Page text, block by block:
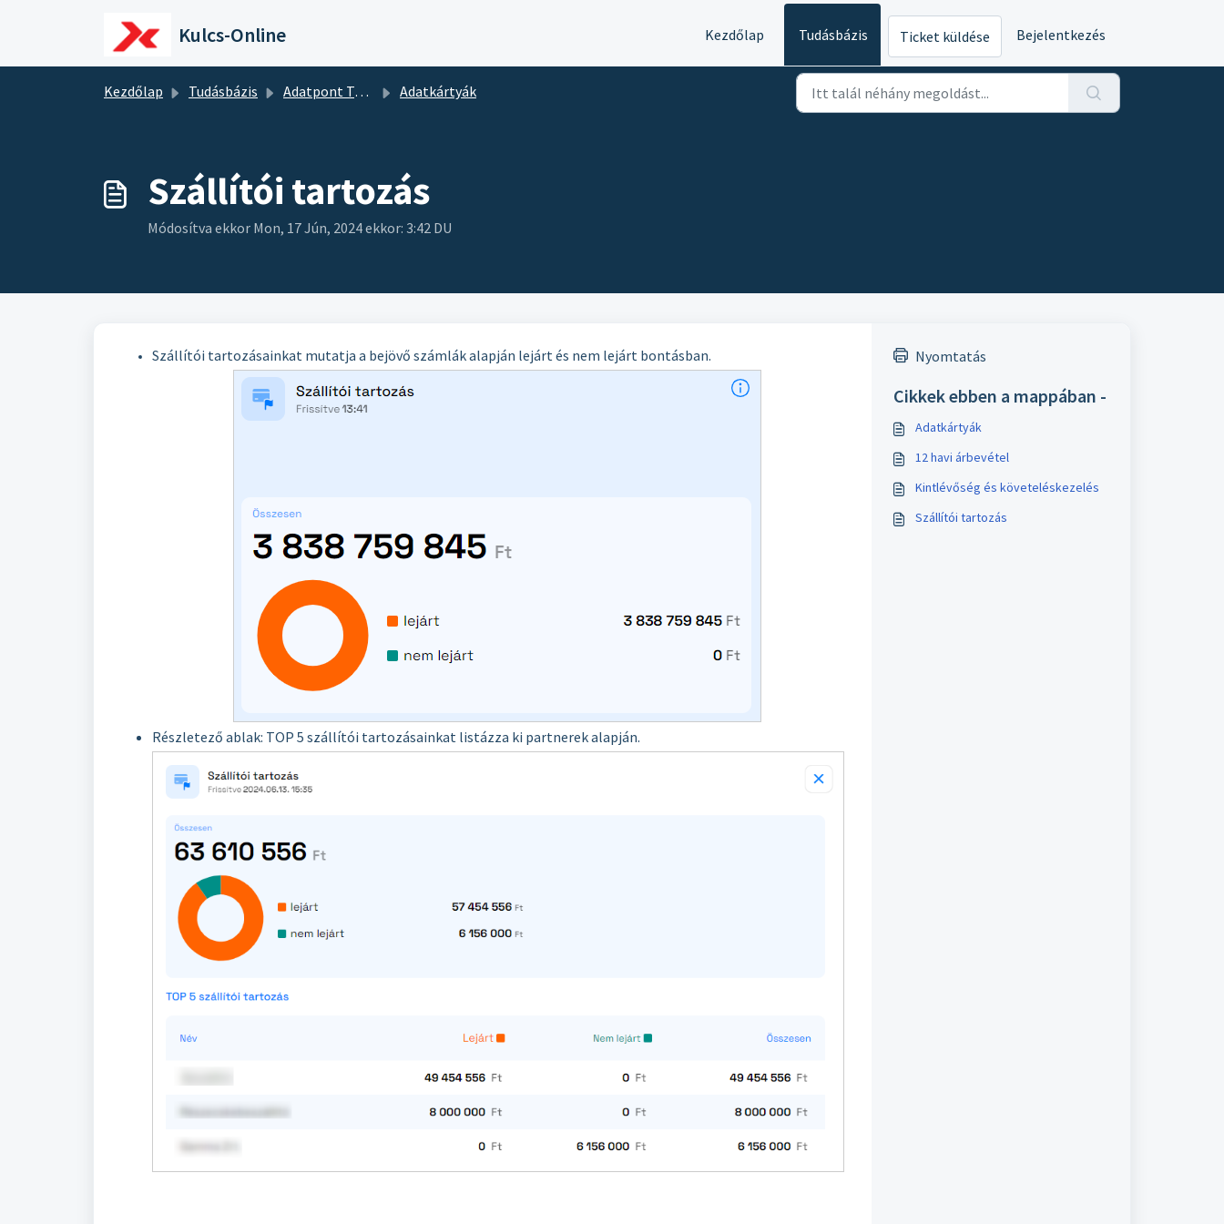
Kulcs-Online Kezdőlap Tudásbázis Ticket küldése Bejelentkezés
Kezdőlap Tudásbázis Adatpont Tudásbázis Adatkártyák
Szállítói tartozás
Módosítva ekkor Mon, 17 Jún, 2024 ekkor: 3:42 DU
Szállítói tartozásainkat mutatja a bejövő számlák alapján lejárt és nem lejárt bontásban.
Részletező ablak: TOP 5 szállítói tartozásainkat listázza ki partnerek alapján.
Nyomtatás
Cikkek ebben a mappában -
Adatkártyák
12 havi árbevétel
Kintlévőség és követeléskezelés
Szállítói tartozás